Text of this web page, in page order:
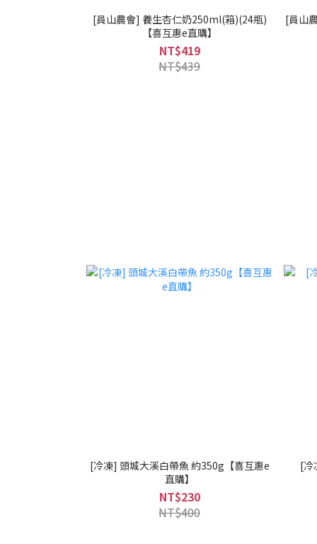
[員山農會] 養生杏仁奶250ml(箱)(24瓶)
【喜互惠e直購】
NT$419
NT$439
[員山
[冷凍] 頭城大溪白帶魚 約350g【喜互惠e
直購】
NT$230
NT$400
[冷